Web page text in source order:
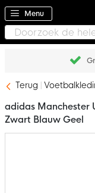
Menu
Terug
adidas Manchester
Zwart Blauw Geel